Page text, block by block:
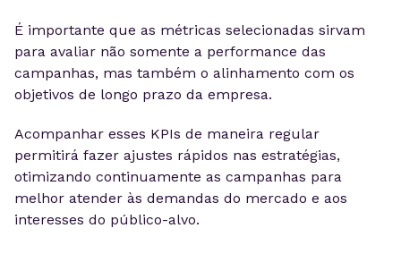
É importante que as métricas selecionadas sirvam
para avaliar não somente a performance das
campanhas, mas também o alinhamento com os
objetivos de longo prazo da empresa.
Acompanhar esses KPIs de maneira regular
permitirá fazer ajustes rápidos nas estratégias,
otimizando continuamente as campanhas para
melhor atender às demandas do mercado e aos
interesses do público-alvo.